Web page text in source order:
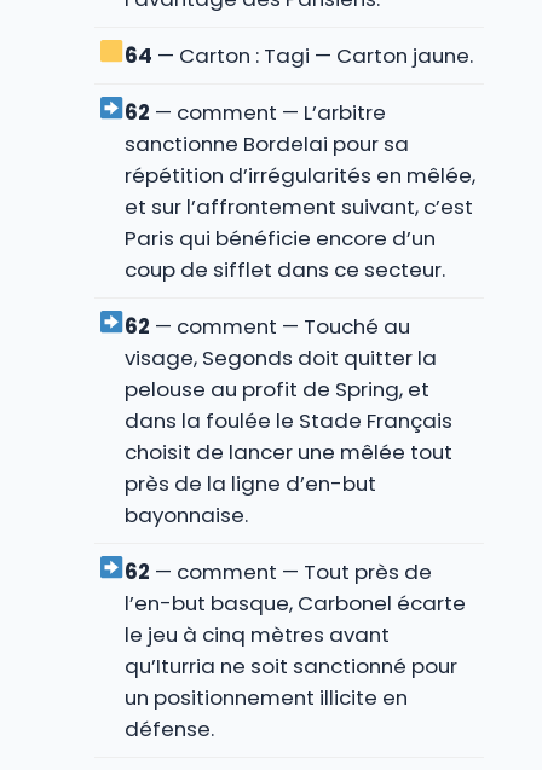
64 — Carton : Tagi — Carton jaune.
62 — comment — L’arbitre
sanctionne Bordelai pour sa
répétition d’irrégularités en mêlée,
et sur l’affrontement suivant, c’est
Paris qui bénéficie encore d’un
coup de sifflet dans ce secteur.
62 — comment — Touché au
visage, Segonds doit quitter la
pelouse au profit de Spring, et
dans la foulée le Stade Français
choisit de lancer une mêlée tout
près de la ligne d’en-but
bayonnaise.
62 — comment — Tout près de
l’en-but basque, Carbonel écarte
le jeu à cinq mètres avant
qu’Iturria ne soit sanctionné pour
un positionnement illicite en
défense.